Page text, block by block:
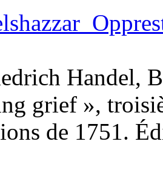
Handel,
grief »,
de 1751.